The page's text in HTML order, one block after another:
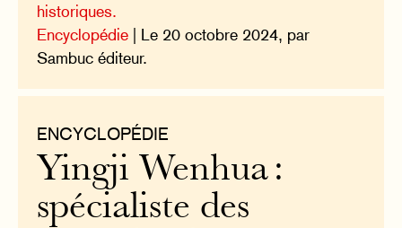
historiques.
Encyclopédie | Le 20 octobre 2024, par
Sambuc éditeur.
ENCYCLOPÉDIE
Yingji Wenhua :
spécialiste des